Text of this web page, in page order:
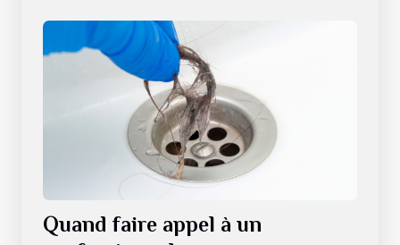
Quand faire appel à un